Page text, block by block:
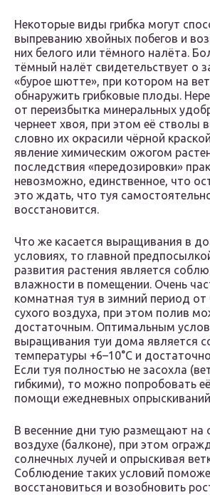
Некоторые виды грибка могут
выпреванию хвойных побегов и
них белого или тёмного налёта.
тёмный налёт свидетельствует о
«бурое шютте», при котором на
обнаружить грибковые плоды.
от переизбытка минеральных
чернеет хвоя, при этом её стволы
словно их окрасили чёрной
явление химическим ожогом
последствия «передозировки»
невозможно, единственное, что
это ждать, что туя
восстановится.
Что же касается выращивания в
условиях, то главной
развития растения является
влажности в помещении. Очень
комнатная туя в зимний период от
сухого воздуха, при этом полив
достаточным. Оптимальным
выращивания туи дома является
температуры +6–10°C и
Если туя полностью не засохла
гибкими), то можно попробовать
помощи ежедневных
В весенние дни тую размещают на
воздухе (балконе), при этом
солнечных лучей и опрыскивая
Соблюдение таких условий
восстановиться и возобновить